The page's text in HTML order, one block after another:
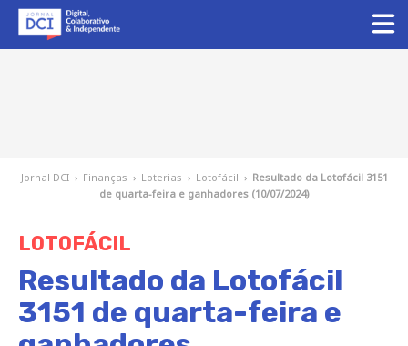
Jornal DCI › Finanças › Loterias › Lotofácil › Resultado da Lotofácil 3151
de quarta-feira e ganhadores (10/07/2024)
LOTOFÁCIL
Resultado da Lotofácil
3151 de quarta-feira e